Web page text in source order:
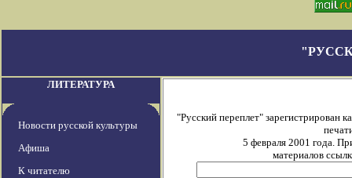
ЛИТЕРАТУРА
Новости русской культуры
Афиша
К читателю
"Русский переплет" зарегистрирован
5 февраля 2001 года.
материалов